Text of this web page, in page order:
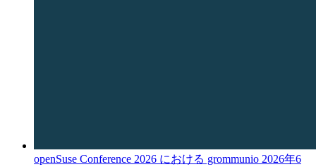
openSuse Conference 2026 における grommunio 2026年6